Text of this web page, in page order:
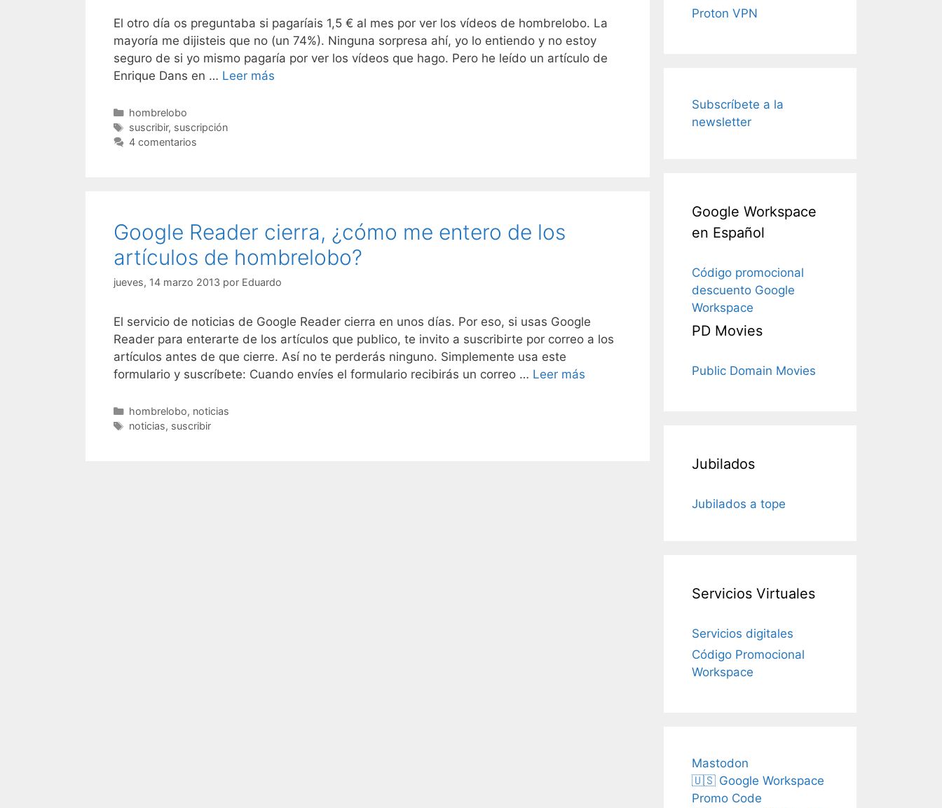
El otro día os preguntaba si pagaríais 1,5 € al mes por ver los vídeos de hombrelobo. La
mayoría me dijisteis que no (un 74%). Ninguna sorpresa ahí, yo lo entiendo y no estoy
seguro de si yo mismo pagaría por ver los vídeos que hago. Pero he leído un artículo de
Enrique Dans en … Leer más
Categorías
hombrelobo
Etiquetas
suscribir, suscripción
4 comentarios
Google Reader cierra, ¿cómo me entero de los
artículos de hombrelobo?
jueves, 14 marzo 2013 por Eduardo
El servicio de noticias de Google Reader cierra en unos días. Por eso, si usas Google
Reader para enterarte de los artículos que publico, te invito a suscribirte por correo a los
artículos antes de que cierre. Así no te perderás ninguno. Simplemente usa este
formulario y suscríbete: Cuando envíes el formulario recibirás un correo … Leer más
Categorías
hombrelobo, noticias
Etiquetas
noticias, suscribir
Proton VPN
Subscríbete a la
newsletter
Google Workspace
en Español
Código promocional
descuento Google
Workspace
PD Movies
Public Domain Movies
Jubilados
Jubilados a tope
Servicios Virtuales
Servicios digitales
Código Promocional
Workspace
Mastodon
🇺🇸 Google Workspace
Promo Code